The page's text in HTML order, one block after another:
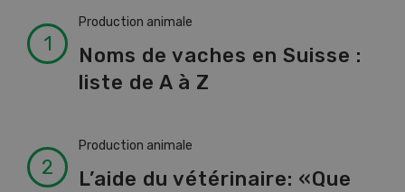
Production animale
Noms de vaches en Suisse :
liste de A à Z
Production animale
L’aide du vétérinaire: «Que